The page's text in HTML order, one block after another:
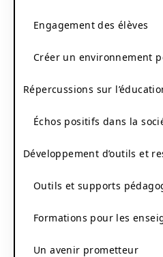
Engagement des élèves
Créer un environnement
Répercussions sur
Échos positifs dans la
Développement d’outils et
Outils et supports
Formations pour les
Un avenir prometteur